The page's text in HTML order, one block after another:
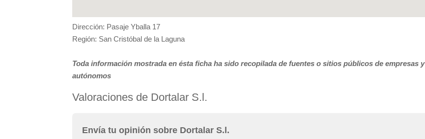
Dirección: Pasaje Yballa 17
Región: San Cristóbal de la Laguna
Toda información mostrada en ésta ficha ha sido recopilada de fuentes o sitios públicos de empresas y
autónomos
Valoraciones de Dortalar S.l.
Envía tu opinión sobre Dortalar S.l.